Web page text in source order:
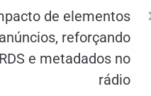
de elementos
reforçando
e metadados no
rádio